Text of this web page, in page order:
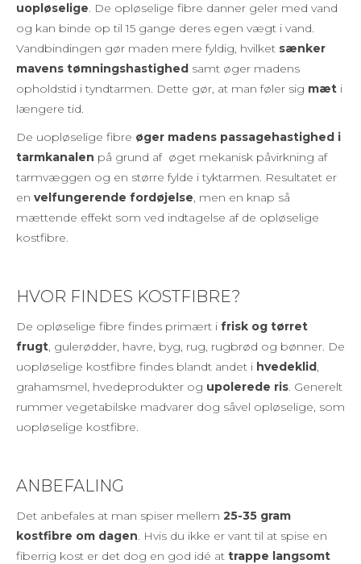
uopløselige. De opløselige fibre danner geler med vand
og kan binde op til 15 gange deres egen vægt i vand.
Vandbindingen gør maden mere fyldig, hvilket sænker
mavens tømningshastighed samt øger madens
opholdstid i tyndtarmen. Dette gør, at man føler sig mæt i
længere tid.
De uopløselige fibre øger madens passagehastighed i
tarmkanalen på grund af øget mekanisk påvirkning af
tarmvæggen og en større fylde i tyktarmen. Resultatet er
en velfungerende fordøjelse, men en knap så
mættende effekt som ved indtagelse af de opløselige
kostfibre.
HVOR FINDES KOSTFIBRE?
De opløselige fibre findes primært i frisk og tørret
frugt, gulerødder, havre, byg, rug, rugbrød og bønner. De
uopløselige kostfibre findes blandt andet i hvedeklid,
grahamsmel, hvedeprodukter og upolerede ris. Generelt
rummer vegetabilske madvarer dog såvel opløselige, som
uopløselige kostfibre.
ANBEFALING
Det anbefales at man spiser mellem 25-35 gram
kostfibre om dagen. Hvis du ikke er vant til at spise en
fiberrig kost er det dog en god idé at trappe langsomt